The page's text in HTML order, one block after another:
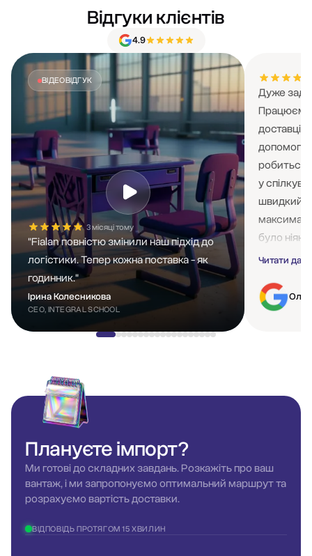
Відгуки клієнтів
4.9
ВІДЕОВІДГУК
3 місяці тому
"Fialan повністю змінили наш підхід до
логістики. Тепер кожна поставка - як
годинник."
Ірина Колесникова
CEO, INTEGRAL SCHOOL
Дуже
Працюємо
доставці
робиться
у
швидкий
було
не
роботу це
сторону!
відгуки
знати що
Читати далі
Плануєтеімпорт?
Ми готові до складних завдань. Розкажіть про ваш
вантаж, і ми запропонуємо оптимальний маршрут та
розрахуємо вартість доставки.
ВІДПОВІДЬ ПРОТЯГОМ 15 ХВИЛИН